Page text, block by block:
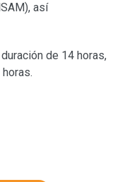
así
de 14 horas,